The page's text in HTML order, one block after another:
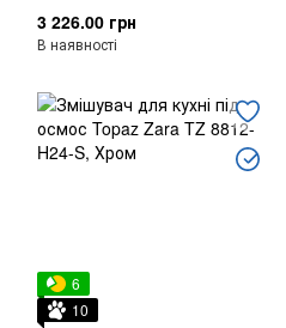
3 226.00 грн
В наявності
6
10